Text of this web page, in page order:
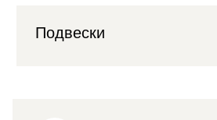
Подвески